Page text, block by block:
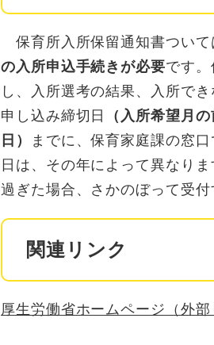
保育所入所保留通知書ついて
の入所申込手続きが必要です
し、入所選考の結果、入所で
申し込み締切日
（入所希望月
日）
までに、保育家庭課の窓
日は、その年によって異なり
過ぎた場合、さかのぼって受
関連リンク
厚生労働省ホームページ （外